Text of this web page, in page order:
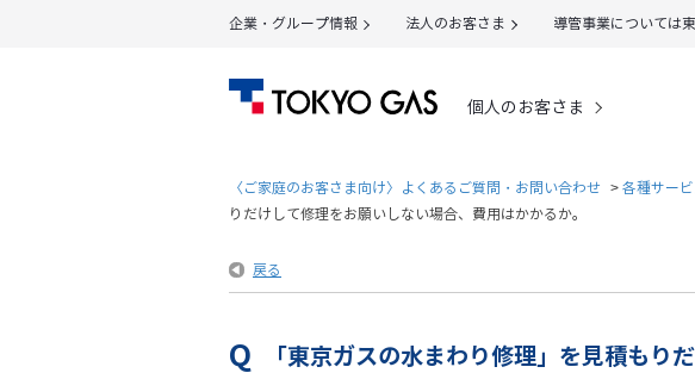
企業・グループ情報 法人のお客さま 導管事業については
個人のお客さま
〈ご家庭のお客さま向け〉よくあるご質問・お問い合わせ >各種サー
りだけして修理をお願いしない場合、費用はかかるか。
戻る
「東京ガスの水まわり修理」を見積もり